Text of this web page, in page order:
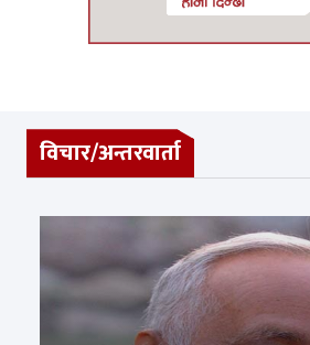
विचार/अन्तरवार्ता